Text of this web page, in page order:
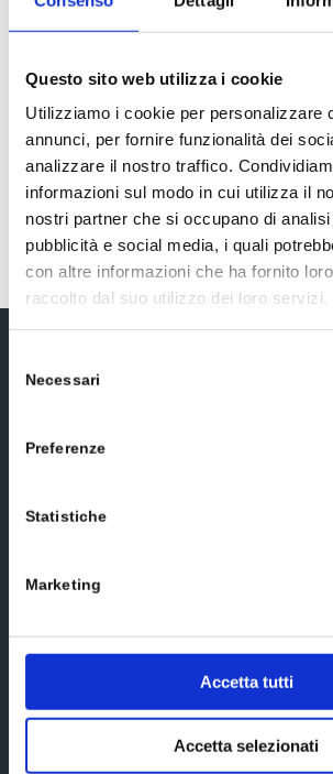
Questo sito web utilizza i cookie
Utilizziamo i cookie per personalizzare
annunci, per fornire funzionalità dei
analizzare il nostro traffico.
informazioni sul modo in cui utilizza il
nostri partner che si occupano di
pubblicità e social media, i quali
con altre informazioni che ha fornito
raccolto dal suo utilizzo dei loro servizi.
delNecessari
Preferenze
Statistiche
Marketing
Accetta tutti
Accetta selezionati
Nocist Prevent
Iscriviti alla newsletter
Informazioni aggiuntive*
Accetto i termini e le condizioni